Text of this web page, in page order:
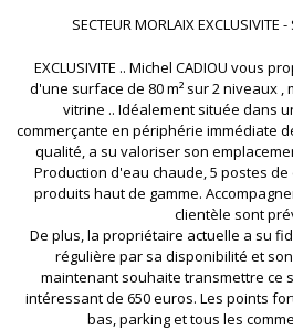
SECTEUR MORLAIX EXCLUSIVITE
EXCLUSIVITE .. Michel CADIOU vous
d'une surface de 80 m² sur 2 niveaux
vitrine .. Idéalement située dans
commerçante en périphérie immédiate
qualité, a su valoriser son
Production d'eau chaude, 5 postes
produits haut de gamme.
clientèle sont
De plus, la propriétaire actuelle a su
régulière par sa disponibilité et
maintenant souhaite transmettre ce
intéressant de 650 euros. Les points
bas, parking et tous les